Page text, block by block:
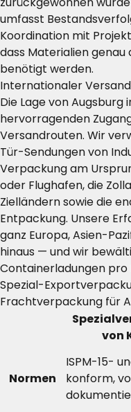
umfasst
Koordination mit
dass Materialien genau
benötigt werden.
Internationaler
Die Lage von
hervorragenden
Versandrouten. Wir
Tür-Sendungen von
Verpackung am
oder Flughafen, die
Zielländern sowie die
Entpackung. Unsere
ganz Europa, Asien-
hinaus — und wir
Containerladungen
Spezial-
Frachtverpackung für
von
Normen
ISPM-15-
konform,